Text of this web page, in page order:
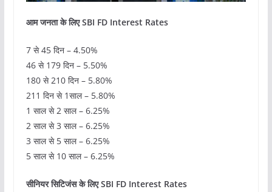
आम जनता के लिए SBI FD Interest Rates
7 से 45 दिन – 4.50%
46 से 179 दिन – 5.50%
180 से 210 दिन – 5.80%
211 दिन से 1साल – 5.80%
1 साल से 2 साल – 6.25%
2 साल से 3 साल – 6.25%
3 साल से 5 साल – 6.25%
5 साल से 10 साल – 6.25%
सीनियर सिटिजंस के लिए SBI FD Interest Rates